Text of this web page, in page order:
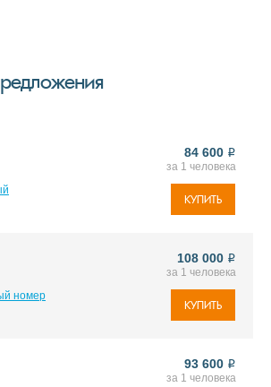
84 600 i
за 1 человека
КУПИТЬ
номер
108 000 i
за 1 человека
КУПИТЬ
93 600 i
за 1 человека